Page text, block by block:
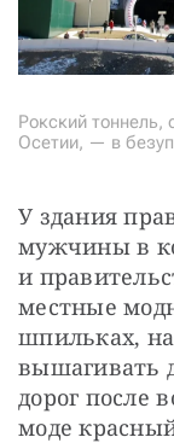
Рокский
Осетии, — в
У здания
мужчины в
и
местные
шпильках,
вышагивать
дорог после
моде